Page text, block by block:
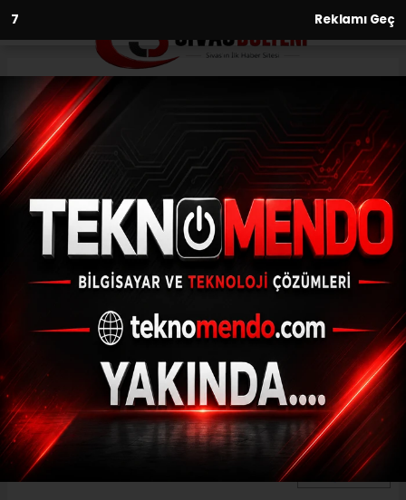
6 Reklamı Geç
Anasayfa Kültür-Sanat-Tarih
İran’dan Sivas’a Uzanan Acı
KÜLTÜR-SANAT-TARIH
(Menderes APAYDIN) - Sivas Bülteni | 28.05.2026 - 22:06,
Güncelleme: 29.06.2026 - 23:14
Osmanlı tarihinin en dramatik olaylarından
biri olarak gösterilen bu acı hikâye, bugün
Sivas Yukarı Tekke’de bulunan Abdulvahabi
Gazi Camii içerisindeki Melik-i Acem
Türbesi’nde sessizce yaşamaya devam
ediyor.
ABONE OL